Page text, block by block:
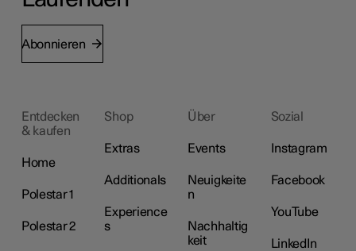
Abonnieren
Entdecken
& kaufen
Home
Polestar 1
Polestar 2
Shop
Extras
Additionals
Experience
s
Über
Events
Neuigkeite
n
Nachhaltig
keit
Sozial
Instagram
Facebook
YouTube
LinkedIn